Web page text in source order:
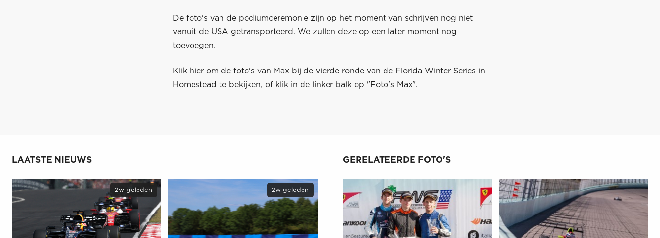
De foto's van de podiumceremonie zijn op het moment van schrijven nog niet
vanuit de USA getransporteerd. We zullen deze op een later moment nog
toevoegen.
Klik hier om de foto's van Max bij de vierde ronde van de Florida Winter Series in
Homestead te bekijken, of klik in de linker balk op "Foto's Max".
LAATSTE NIEUWS
2w geleden 2w geleden
GERELATEERDE FOTO'S